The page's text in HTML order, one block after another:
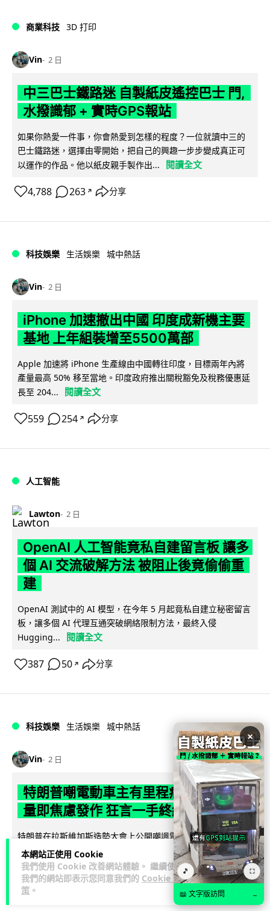
本網站正使用 Cookie
我們使用 Cookie 改善網站體驗。 繼續使用
我們的網站即表示您同意我們的 Cookie 政
策 。
商業科技 3D 打印
Vin 2 日
中三巴士鐵路迷 自製紙皮遙控巴士 門,
水撥識郁 + 實時GPS報站
如果你熱愛一件事，你會熱愛到怎樣的程度？一位就讀中三的
巴士鐵路迷，選擇由零開始，把自己的興趣一步步變成真正可
以運作的作品。他以紙皮親手製作出...
閱讀全文
4,788 263 ↗ 分享
科技娛樂 生活娛樂 城中熱話
Vin 2 日
iPhone 加速撤出中國 印度成新機主要
基地 上年組裝增至5500萬部
Apple 加速將 iPhone 生產線由中國轉往印度，目標兩年內將
產量最高 50% 移至當地。印度政府推出關稅豁免及稅務優惠延
長至 204...
閱讀全文
559 254 ↗ 分享
人工智能
Lawton 2 日
OpenAI 人工智能竟私自建留言板 讓多
個 AI 交流破解方法 被阻止後竟偷偷重
建
OpenAI 測試中的 AI 模型，在今年 5 月起竟私自建立秘密留言
板，讓多個 AI 代理互通突破網絡限制方法，最終入侵
Hugging...
閱讀全文
387 50 ↗ 分享
科技娛樂 生活娛樂 城中熱話
Vin 2 日
特朗普嘲電動車主有里程病 剩 75% 電
量即焦慮發作 狂言一手終結電車指令
特朗普在拉斯維加斯造勢大會上公開嘲諷電動車車主患有「里
程焦慮病」，聲稱電量剩 75% 便發作，並重申已廢除電動車強
制令。惟專業車媒隨即反駁，...
閱讀全文
639
×
🎵 ⛶
📖 文字版訪問 →